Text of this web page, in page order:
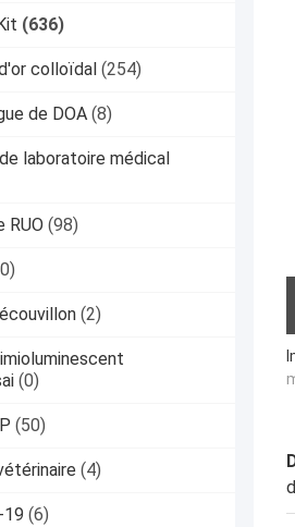
(636)
colloïdal (254)
de DOA (8)
laboratoire médical
RUO (98)
(2)
(0)
(50)
(4)
19 (6)